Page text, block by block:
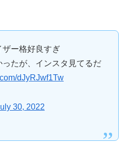
ー格好良すぎ
たが、インスタ見てるだ
dJyRJwf1Tw
30, 2022